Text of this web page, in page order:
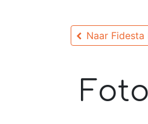
Naar Fidesta